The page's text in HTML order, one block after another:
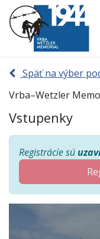
Späť na výber
Vrba–Wetzler
Vstupenky
Registrácie sú